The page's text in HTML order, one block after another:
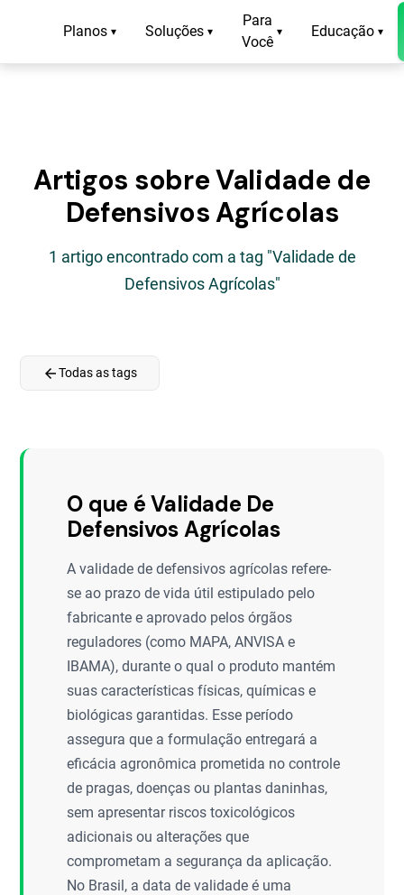
Planos ▾ Soluções ▾
Para
Você
▾ Educação ▾
Artigos sobre Validade de
Defensivos Agrícolas
1 artigo encontrado com a tag "Validade de
Defensivos Agrícolas"
arrow_backTodas as tags
O que é Validade De
Defensivos Agrícolas
A validade de defensivos agrícolas refere-
se ao prazo de vida útil estipulado pelo
fabricante e aprovado pelos órgãos
reguladores (como MAPA, ANVISA e
IBAMA), durante o qual o produto mantém
suas características físicas, químicas e
biológicas garantidas. Esse período
assegura que a formulação entregará a
eficácia agronômica prometida no controle
de pragas, doenças ou plantas daninhas,
sem apresentar riscos toxicológicos
adicionais ou alterações que
comprometam a segurança da aplicação.
No Brasil, a data de validade é uma